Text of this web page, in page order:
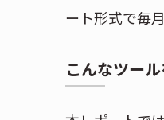
ート形式で毎
こんなツー